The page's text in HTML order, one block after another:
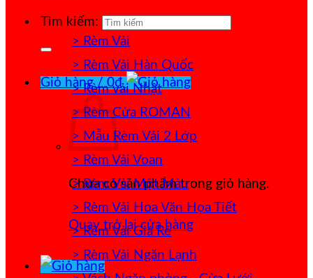
Tìm kiếm:
Giỏ hàng /0₫
Chưa có sản phẩm trong giỏ hàng.
Quay trở lại cửa hàng
> Rèm Vải
> Rèm Vải Hàn Quốc
> Rèm vải Nhật
> Rèm Cửa ROMAN
> Mẫu Rèm Vải 2 Lớp
> Rèm Vải Voan
> Rèm Vải Một Màu
> Rèm Vải Hoa Văn Họa Tiết
> Rèm Vải Giá Rẻ
> Rèm Vải Ngăn Lạnh